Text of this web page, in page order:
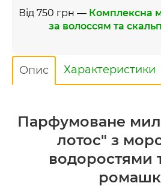
Від 750 грн — Комплексна
за волоссям та
Опис Характеристики
Парфумоване
лотос" з
водоростями